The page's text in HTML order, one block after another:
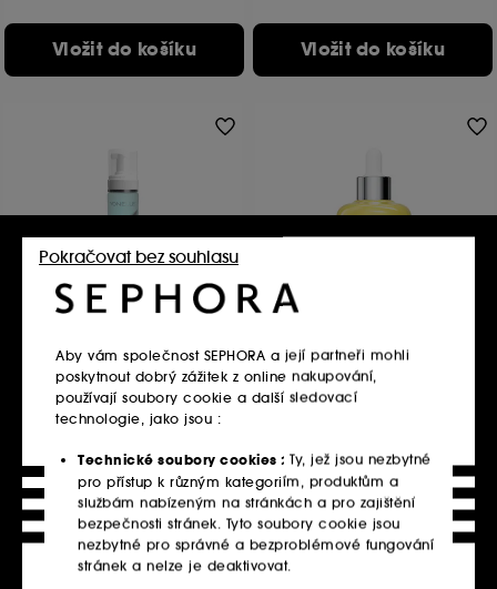
Vložit do košíku Vložit do košíku
YONELLE
930.00Kč
427.59Kč /100g
Vložit do košíku
YONELLE
Sérum
1 299.00Kč
1 098.80Kč /100g
Vložit do košíku
Aby vám společnost SEPHORA a její partneři mohli
poskytnout dobrý zážitek z online nakupování,
používají soubory cookie a další sledovací
technologie, jako jsou :
Technické soubory cookies : Ty, jež jsou nezbytné
pro přístup k různým kategoriím, produktům a
službám nabízeným na stránkách a pro zajištění
bezpečnosti stránek. Tyto soubory cookie jsou
nezbytné pro správné a bezproblémové fungování
stránek a nelze je deaktivovat.
Pokračovat bez souhlasu